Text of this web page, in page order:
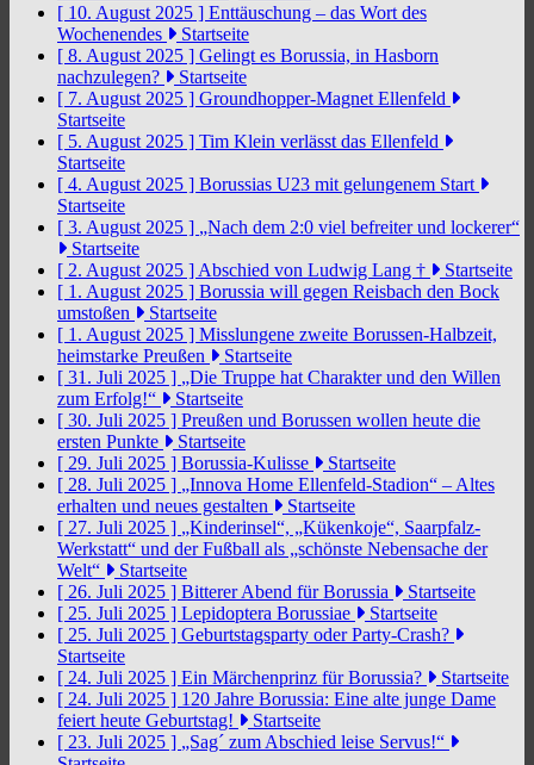
[ 10. August 2025 ] Enttäuschung – das Wort des
Wochenendes
Startseite
[ 8. August 2025 ] Gelingt es Borussia, in Hasborn
nachzulegen?
Startseite
[ 7. August 2025 ] Groundhopper-Magnet Ellenfeld
Startseite
[ 5. August 2025 ] Tim Klein verlässt das Ellenfeld
Startseite
[ 4. August 2025 ] Borussias U23 mit gelungenem Start
Startseite
[ 3. August 2025 ] „Nach dem 2:0 viel befreiter und lockerer“
Startseite
[ 2. August 2025 ] Abschied von Ludwig Lang †
Startseite
[ 1. August 2025 ] Borussia will gegen Reisbach den Bock
umstoßen
Startseite
[ 1. August 2025 ] Misslungene zweite Borussen-Halbzeit,
heimstarke Preußen
Startseite
[ 31. Juli 2025 ] „Die Truppe hat Charakter und den Willen
zum Erfolg!“
Startseite
[ 30. Juli 2025 ] Preußen und Borussen wollen heute die
ersten Punkte
Startseite
[ 29. Juli 2025 ] Borussia-Kulisse
Startseite
[ 28. Juli 2025 ] „Innova Home Ellenfeld-Stadion“ – Altes
erhalten und neues gestalten
Startseite
[ 27. Juli 2025 ] „Kinderinsel“, „Kükenkoje“, Saarpfalz-
Werkstatt“ und der Fußball als „schönste Nebensache der
Welt“
Startseite
[ 26. Juli 2025 ] Bitterer Abend für Borussia
Startseite
[ 25. Juli 2025 ] Lepidoptera Borussiae
Startseite
[ 25. Juli 2025 ] Geburtstagsparty oder Party-Crash?
Startseite
[ 24. Juli 2025 ] Ein Märchenprinz für Borussia?
Startseite
[ 24. Juli 2025 ] 120 Jahre Borussia: Eine alte junge Dame
feiert heute Geburtstag!
Startseite
[ 23. Juli 2025 ] „Sag´ zum Abschied leise Servus!“